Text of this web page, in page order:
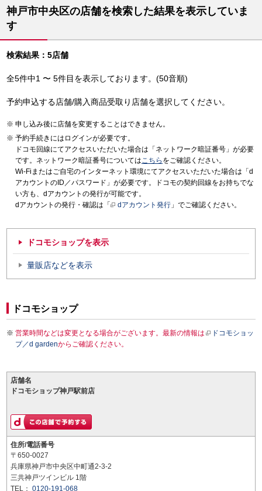
神戸市中央区の店舗を検索した結果を表示していま
す
検索結果：5店舗
全5件中1 〜 5件目を表示しております。(50音順)
予約申込する店舗/購入商品受取り店舗を選択してください。
申し込み後に店舗を変更することはできません。
予約手続きにはログインが必要です。
ドコモ回線にてアクセスいただいた場合は「ネットワーク暗証番号」が必要
です。ネットワーク暗証番号についてはこちら をご確認ください。
Wi-Fiまたはご自宅のインターネット環境にてアクセスいただいた場合は「d
アカウントのID／パスワード」が必要です。ドコモの契約回線をお持ちでな
い方も、dアカウントの発行が可能です。
dアカウントの発行・確認は「
dアカウント発行 」でご確認ください。
ドコモショップを表示
量販店などを表示
ドコモショップ
営業時間などは変更となる場合がございます。最新の情報は
ドコモショッ
プ／d gardenからご確認ください。
店舗名
ドコモショップ神戸駅前店
住所/電話番号
〒650-0027
兵庫県神戸市中央区中町通2-3-2
三共神戸ツインビル 1階
TEL： 0120-191-068